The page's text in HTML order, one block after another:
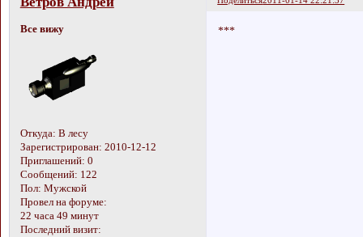
Все вижу
Откуда: В лесу
Зарегистрирован: 2010-12-12
Приглашений: 0
Сообщений: 122
Пол: Мужской
Провел на форуме:
22 часа 49 минут
Последний визит:
***